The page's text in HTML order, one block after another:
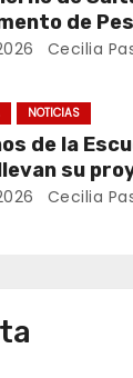
de
para la
Cecilia
NOTICIAS
de la
su
provincial
Cecilia